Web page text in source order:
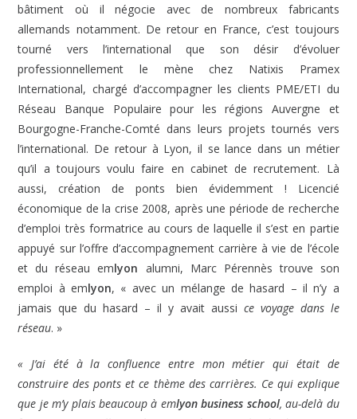
bâtiment où il négocie avec de nombreux fabricants
allemands notamment. De retour en France, c’est toujours
tourné vers l’international que son désir d’évoluer
professionnellement le mène chez Natixis Pramex
International, chargé d’accompagner les clients PME/ETI du
Réseau Banque Populaire pour les régions Auvergne et
Bourgogne-Franche-Comté dans leurs projets tournés vers
l’international. De retour à Lyon, il se lance dans un métier
qu’il a toujours voulu faire en cabinet de recrutement. Là
aussi, création de ponts bien évidemment ! Licencié
économique de la crise 2008, après une période de recherche
d’emploi très formatrice au cours de laquelle il s’est en partie
appuyé sur l’offre d’accompagnement carrière à vie de l’école
et du réseau emlyon alumni, Marc Pérennès trouve son
emploi à emlyon, « avec un mélange de hasard – il n’y a
jamais que du hasard – il y avait aussi ce voyage dans le
réseau. »
« J’ai été à la confluence entre mon métier qui était de
construire des ponts et ce thème des carrières. Ce qui explique
que je m’y plais beaucoup à emlyon business school, au-delà du